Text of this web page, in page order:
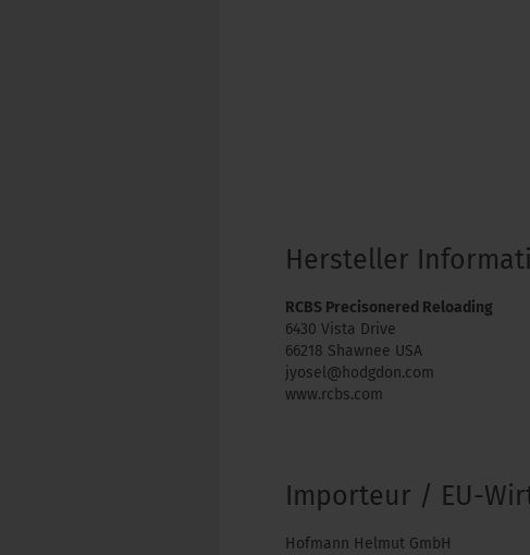
Hersteller
RCBS Precisonered Reloading
6430 Vista Drive
66218 Shawnee USA
jyosel@hodgdon.com
www.rcbs.com
Importeur / EU-
Hofmann Helmut GmbH